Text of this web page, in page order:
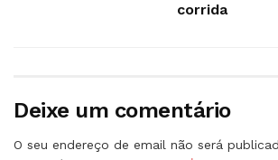
corrida
Deixe um comentário
O seu endereço de email não será